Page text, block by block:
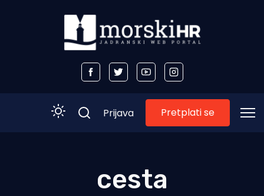
Prijava Pretplati se
cesta